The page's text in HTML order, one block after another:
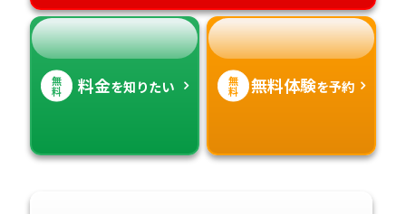
無
料 料金を知りたい 無
料 無料体験を予約